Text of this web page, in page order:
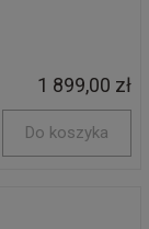
1 899,00 zł
Do koszyka